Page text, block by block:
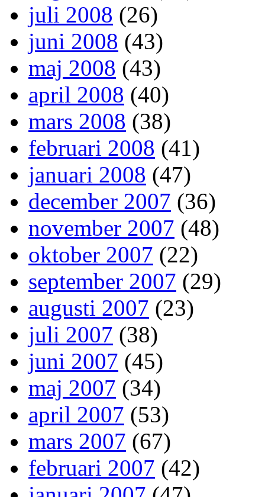
juli 2008 (26)
juni 2008 (43)
maj 2008 (43)
april 2008 (40)
mars 2008 (38)
februari 2008 (41)
januari 2008 (47)
december 2007 (36)
november 2007 (48)
oktober 2007 (22)
september 2007 (29)
augusti 2007 (23)
juli 2007 (38)
juni 2007 (45)
maj 2007 (34)
april 2007 (53)
mars 2007 (67)
februari 2007 (42)